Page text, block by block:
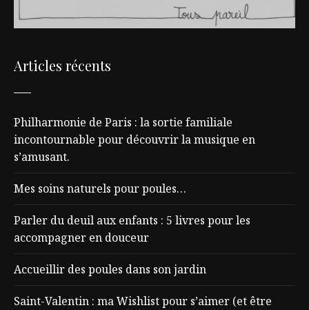
Articles récents
Philharmonie de Paris : la sortie familiale
incontournable pour découvrir la musique en
s’amusant.
Mes soins naturels pour poules…
Parler du deuil aux enfants : 5 livres pour les
accompagner en douceur
Accueillir des poules dans son jardin
Saint-Valentin : ma Wishlist pour s’aimer (et être